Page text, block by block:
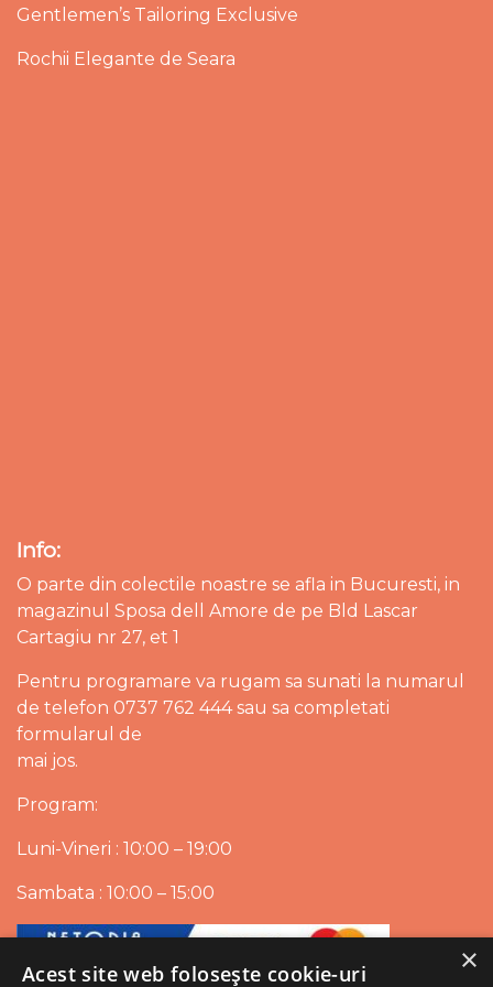
Gentlemen’s Tailoring Exclusive
Rochii Elegante de Seara
Info:
O parte din colectile noastre se afla in Bucuresti, in
magazinul Sposa dell Amore de pe Bld Lascar
Cartagiu nr 27, et 1
Pentru programare va rugam sa sunati la numarul
de telefon 0737 762 444 sau sa completati
formularul de
mai jos.
Program:
Luni-Vineri : 10:00 – 19:00
Sambata : 10:00 – 15:00
×
Acest site web folosește cookie-uri